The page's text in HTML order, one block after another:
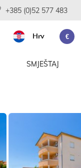
+385 (0)52 577 483
SMJEŠTAJ
Hrv €